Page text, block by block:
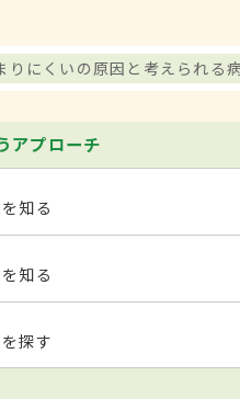
りにくいの原因と考えられる
アプローチ
を知る
を知る
を探す